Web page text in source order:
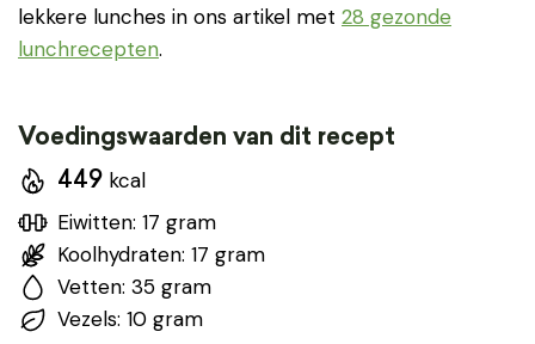
lekkere lunches in ons artikel met 28 gezonde
lunchrecepten.
Voedingswaarden van dit recept
449 kcal
Eiwitten: 17 gram
Koolhydraten: 17 gram
Vetten: 35 gram
Vezels: 10 gram